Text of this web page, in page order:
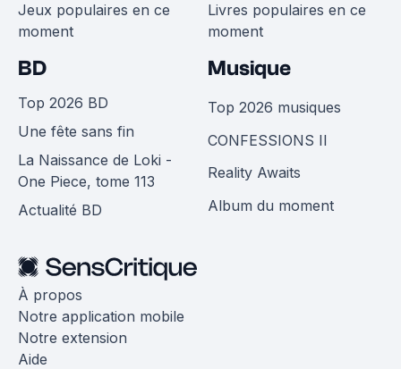
Jeux populaires en ce
moment
Livres populaires en ce
moment
BD
Top 2026 BD
Une fête sans fin
La Naissance de Loki -
One Piece, tome 113
Actualité BD
Musique
Top 2026 musiques
CONFESSIONS II
Reality Awaits
Album du moment
À propos
Notre application mobile
Notre extension
Aide